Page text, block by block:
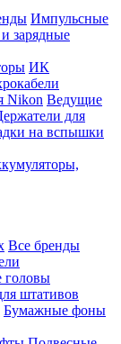
Импульсные
зарядные
ИК
Nikon Ведущие
для
на вспышки
Все бренды
головы
штативов
Бумажные фоны